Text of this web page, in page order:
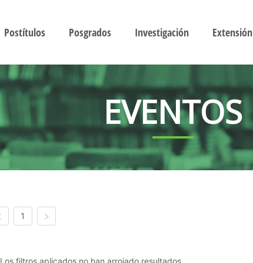
Postítulos Posgrados Investigación Extensión
EVENTOS
1
Los filtros aplicados no han arrojado resultados